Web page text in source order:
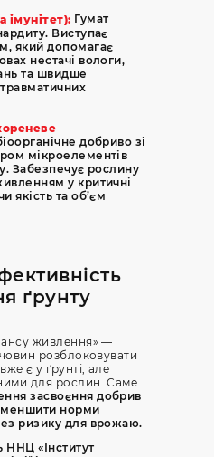
імунітет): Гумат
Виступає
який допомагає
нестачі вологи,
та швидше
добриво зі
мікроелементів
Забезпечує рослину
у критичні
якість та об’єм
ґрунту
живлення» —
розблоковувати
є у ґрунті, але
для рослин. Саме
засвоєння добрив
норми
ризику для врожаю.
«Інститут